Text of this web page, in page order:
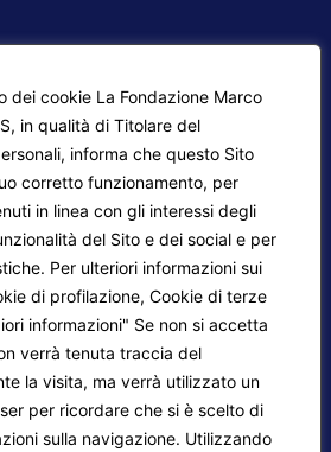
dei cookie La Fondazione Marco
in qualità di Titolare del
informa che questo Sito
corretto funzionamento, per
in linea con gli interessi degli
del Sito e dei social e per
Per ulteriori informazioni sui
di profilazione, Cookie di terze
informazioni" Se non si accetta
verrà tenuta traccia del
la visita, ma verrà utilizzato un
per ricordare che si è scelto di
sulla navigazione. Utilizzando
corsi
Privacy Policy
Policy
su: